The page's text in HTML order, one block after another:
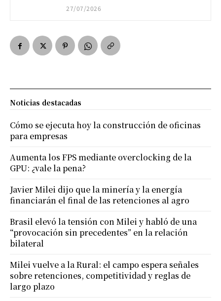
27/07/2026
Noticias destacadas
Cómo se ejecuta hoy la construcción de oficinas
para empresas
Aumenta los FPS mediante overclocking de la
GPU: ¿vale la pena?
Javier Milei dijo que la minería y la energía
financiarán el final de las retenciones al agro
Brasil elevó la tensión con Milei y habló de una
“provocación sin precedentes” en la relación
bilateral
Milei vuelve a la Rural: el campo espera señales
sobre retenciones, competitividad y reglas de
largo plazo